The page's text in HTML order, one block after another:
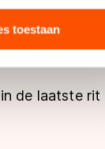
advertenties en
verzameld
waar mogelijk
deze
toestaan
een tijd van
mocht ze
de laatste rit